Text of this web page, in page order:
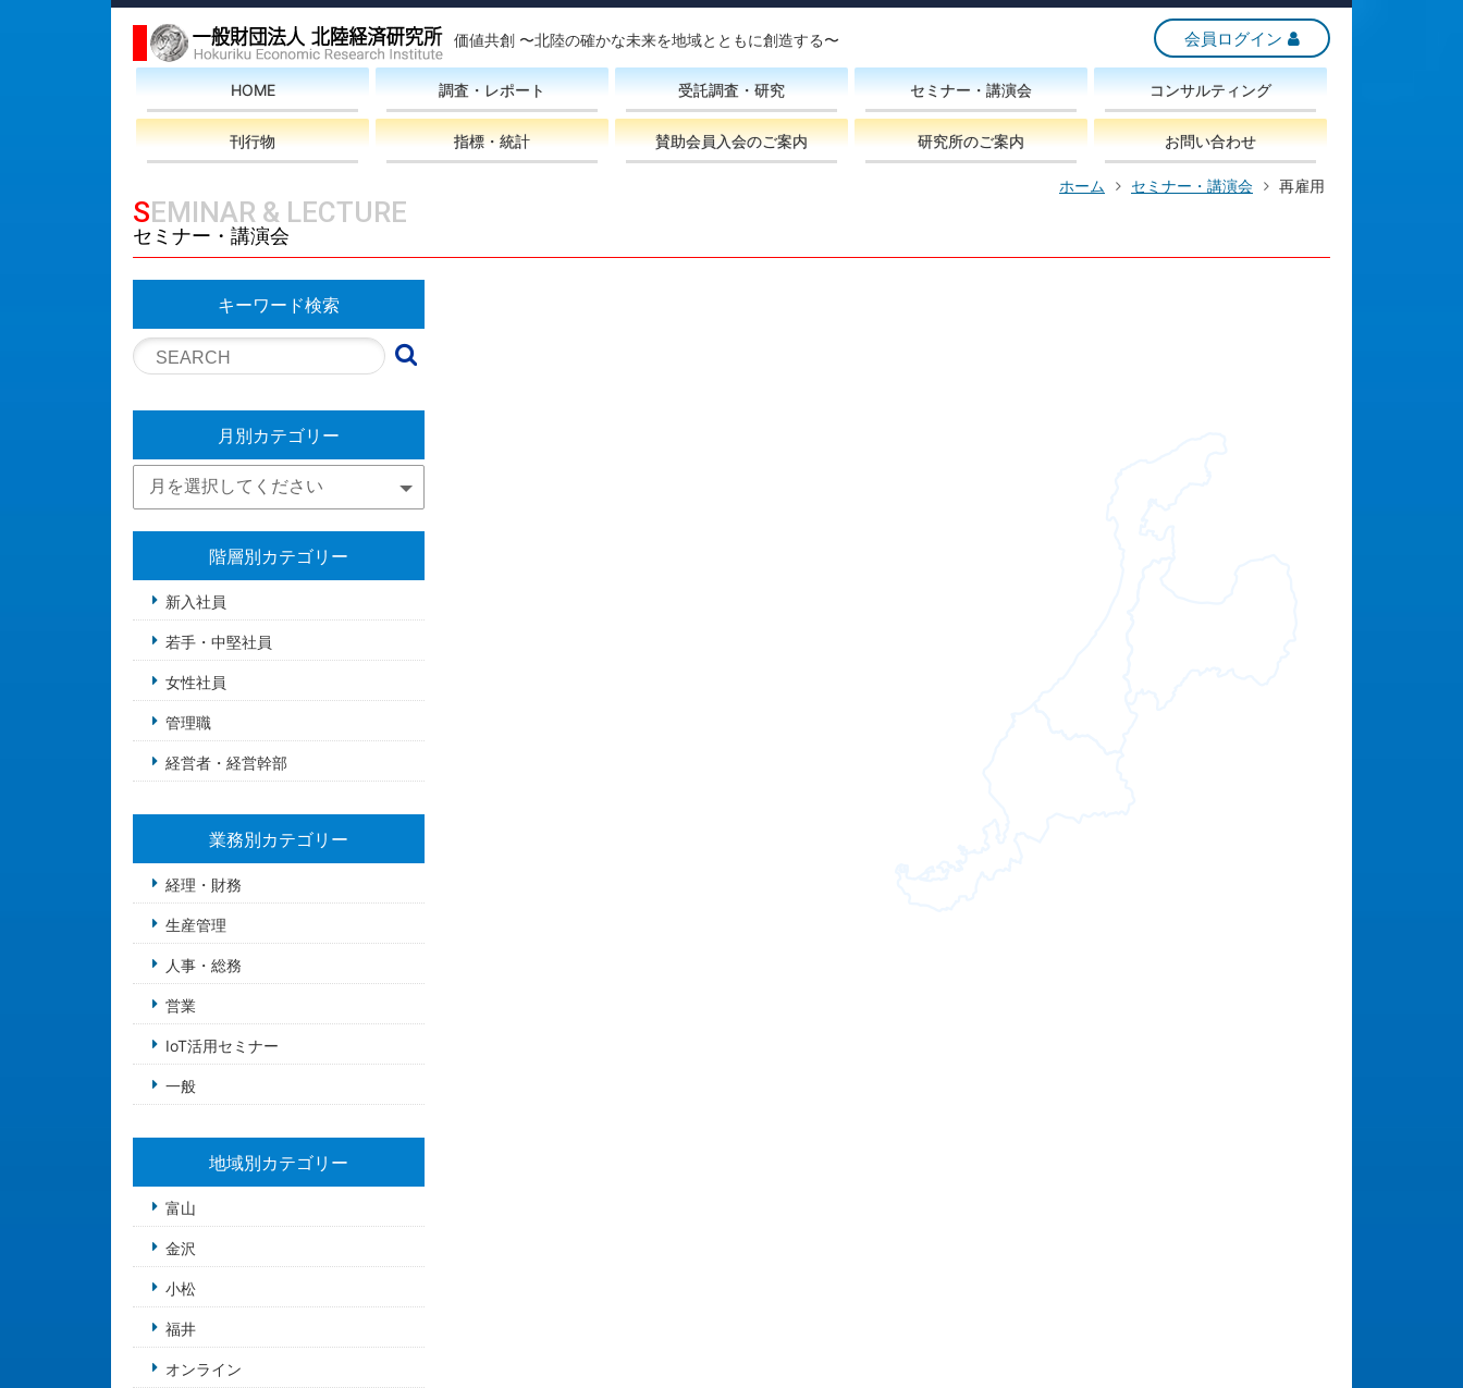
価値共創 〜北陸の確かな未来を地域とともに創造する〜 会員ログイン
HOME 調査・レポート 受託調査・研究 セミナー・講演会 コンサルティング
刊行物 指標・統計 賛助会員入会のご案内 研究所のご案内 お問い合わせ
ホーム セミナー・講演会 再雇用
SEMINAR & LECTURE
セミナー・講演会
キーワード検索
月別カテゴリー
階層別カテゴリー
新入社員
若手・中堅社員
女性社員
管理職
経営者・経営幹部
業務別カテゴリー
経理・財務
生産管理
人事・総務
営業
IoT活用セミナー
一般
地域別カテゴリー
富山
金沢
小松
福井
オンライン